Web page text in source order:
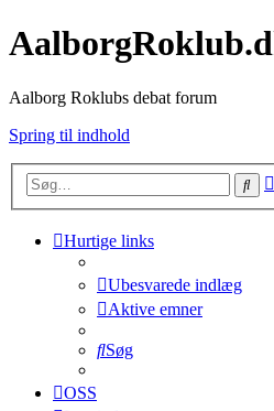
Aalborg Roklubs debat forum
Spring til indhold
Søg
Hurtige links
Ubesvarede indlæg
Aktive emner
Søg
OSS